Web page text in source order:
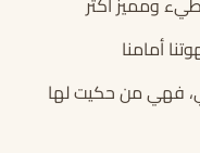
أمامنا
فهي من حكيت لها